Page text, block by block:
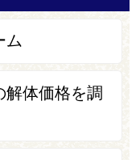
ム
解体価格を調